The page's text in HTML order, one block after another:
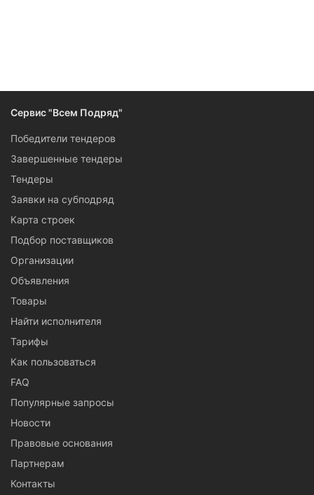
Сервис "Всем Подряд"
Победители тендеров
Завершенные тендеры
Тендеры
Заявки на субподряд
Карта строек
Подбор поставщиков
Организации
Объявления
Товары
Найти исполнителя
Тарифы
Как пользоваться
FAQ
Популярные запросы
Новости
Правовые основания
Партнерам
Контакты